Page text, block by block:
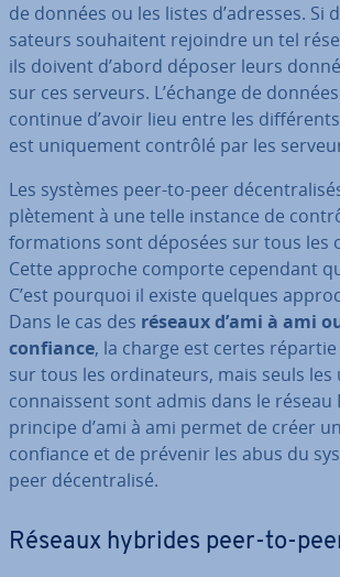
de données ou les listes d’adresses.
sa­teurs sou­hai­tent rejoindre un tel
ils doivent d’abord déposer leurs
sur ces serveurs. L’échange de
continue d’avoir lieu entre les
est uni­que­ment contrôlé par les
Les systèmes peer-to-peer
plè­te­ment à une telle instance de
for­ma­tions sont déposées sur tous les
Cette approche comporte cependant
C’est pourquoi il existe quelques
Dans le cas des réseaux d’ami à ami
confiance, la charge est certes
sur tous les or­di­na­teurs, mais seuls
con­nais­sent sont admis dans le réseau
principe d’ami à ami permet de créer
confiance et de prévenir les abus du
peer dé­cen­tra­lisé.
Réseaux hybrides peer-to-